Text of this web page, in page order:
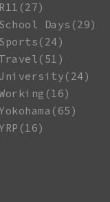
R11(27)
School Days(29)
Sports(24)
Travel(51)
University(24)